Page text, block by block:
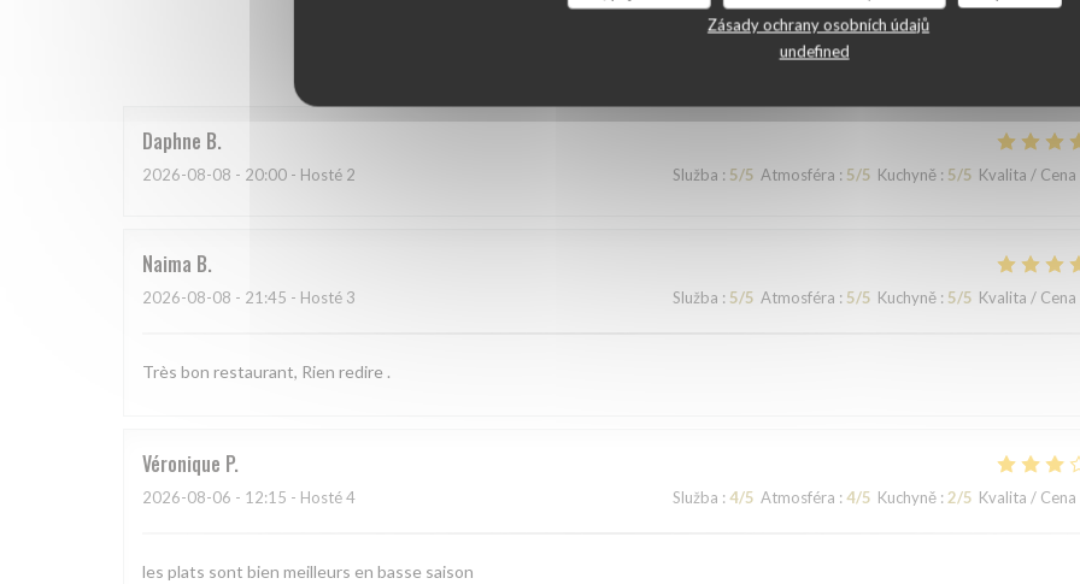
Zásady ochrany osobních údajů
undefined
Hodnocení našich zákazníků
Daphne B
2026-08-08 - 20:00 - Hosté 2 Služba : 5/5 Atmosféra : 5/5 Kuchyně : 5/5 Kvalita / Cena
Naima B
2026-08-08 - 21:45 - Hosté 3 Služba : 5/5 Atmosféra : 5/5 Kuchyně : 5/5 Kvalita / Cena
Très bon restaurant, Rien redire .
Véronique P
2026-08-06 - 12:15 - Hosté 4 Služba : 4/5 Atmosféra : 4/5 Kuchyně : 2/5 Kvalita / Cena
les plats sont bien meilleurs en basse saison